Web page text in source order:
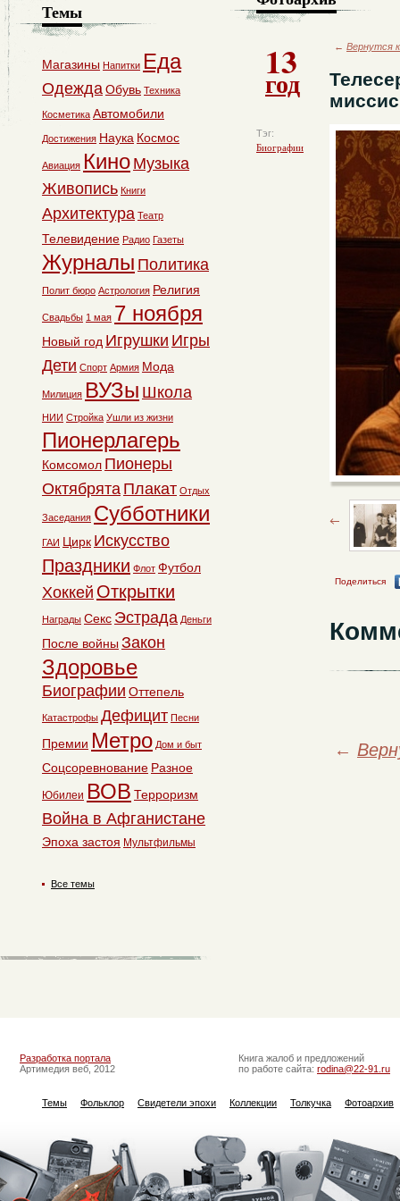
13
год
Тэг:
Биографии
← Вернутся
Поделиться
←
Темы
Магазины Напитки Еда
ОдеждаОбувь Техника
Косметика Автомобили
Достижения Наука Космос
Авиация Кино Музыка
Живопись Книги
Архитектура Театр
Телевидение Радио Газеты
Журналы Политика
Полит бюро Астрология Религия
Свадьбы 1 мая 7 ноября
Новый год Игрушки Игры
Дети Спорт Армия Мода
Милиция ВУЗы Школа
НИИ Стройка Ушли из жизни
Пионерлагерь
Комсомол Пионеры
Октябрята Плакат Отдых
Заседания Субботники
ГАИ Цирк Искусство
Праздники Флот Футбол
Хоккей Открытки
Награды Секс Эстрада Деньги
После войны Закон
Здоровье
Биографии Оттепель
Катастрофы Дефицит Песни
Премии Метро Дом и быт
Соцсоревнование Разное
Юбилеи ВОВ Терроризм
Война в Афганистане
Эпоха застоя Мультфильмы
Все темы
Разработка портала
Артимедия веб, 2012
Книга жалоб и предложений
по работе сайта: rodina@22-91.ru
Темы Фольклор Свидетели эпохи Коллекции Толкучка Фотоархив